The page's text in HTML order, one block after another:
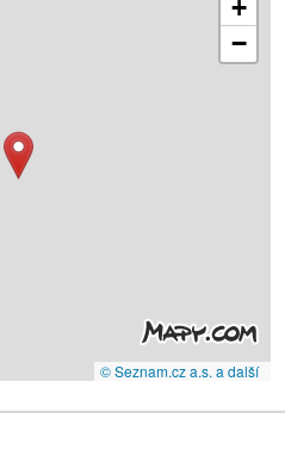
+
−
© Seznam.cz a.s. a další